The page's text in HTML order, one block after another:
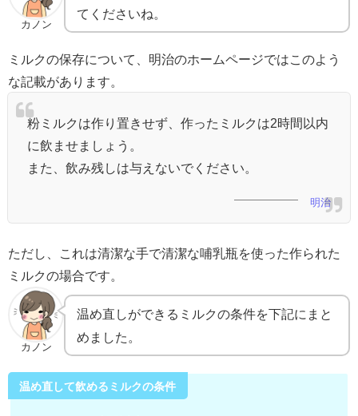
カノン
てくださいね。
ミルクの保存について、明治のホームページではこのよう
な記載があります。
粉ミルクは作り置きせず、作ったミルクは2時間以内
に飲ませましょう。
また、飲み残しは与えないでください。
明治
ただし、これは清潔な手で清潔な哺乳瓶を使った作られた
ミルクの場合です。
カノン
温め直しができるミルクの条件を下記にまと
めました。
温め直して飲めるミルクの条件